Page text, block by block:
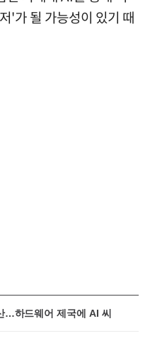
'가 될 가능성이 있기 때
…하드웨어 제국에 AI 씨